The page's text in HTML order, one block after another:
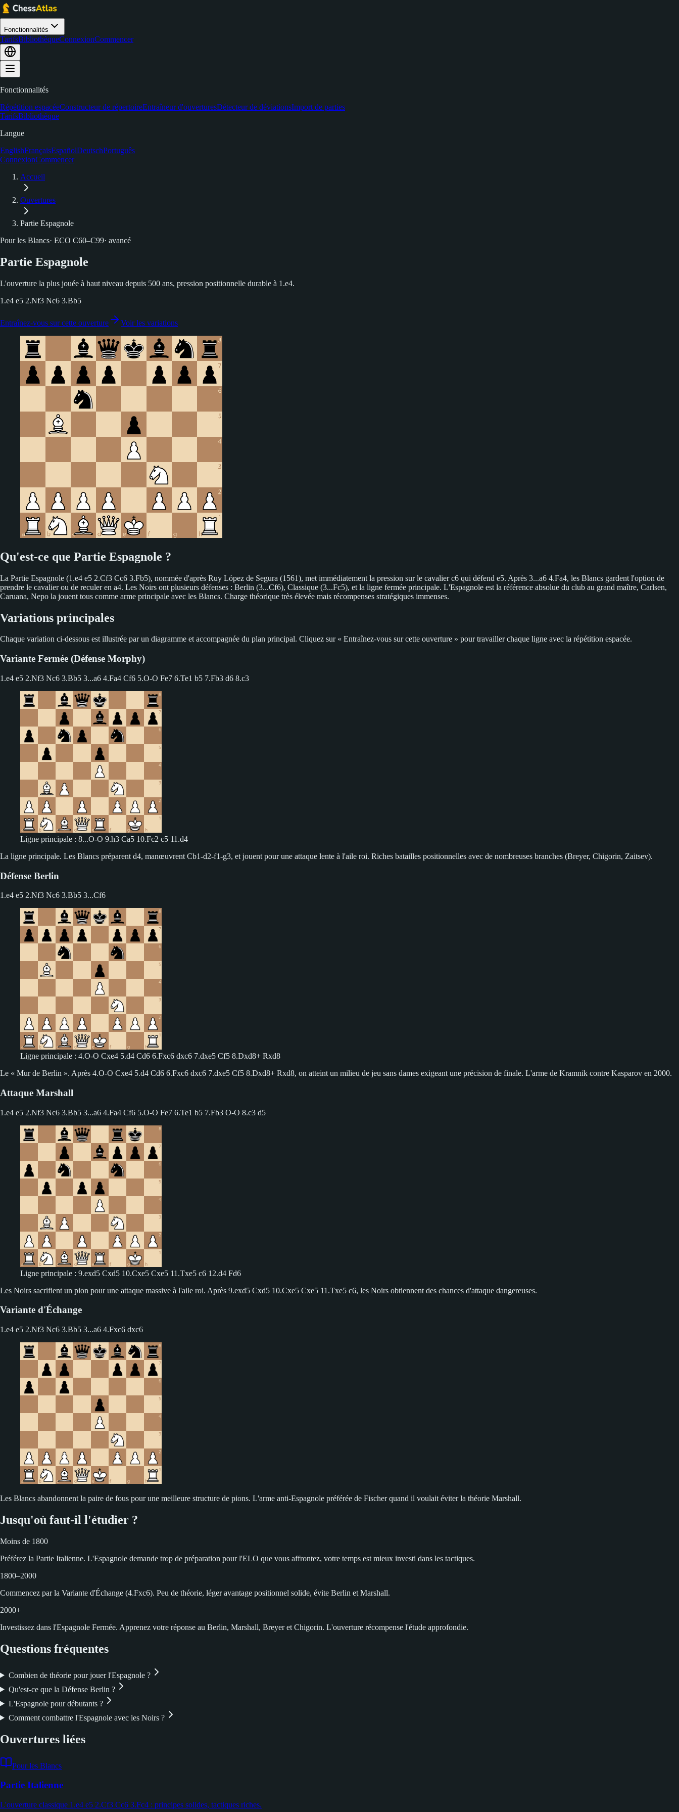
Fonctionnalités
TarifsBibliothèqueConnexionCommencer
Fonctionnalités
Répétition espacéeConstructeur de répertoireEntraîneur d'ouverturesDétecteur de déviationsImport de parties
TarifsBibliothèque
Langue
EnglishFrançaisEspañolDeutschPortuguês
ConnexionCommencer
Accueil
Ouvertures
Partie Espagnole
Pour les Blancs· ECO C60–C99· avancé
Partie Espagnole
L'ouverture la plus jouée à haut niveau depuis 500 ans, pression positionnelle durable à 1.e4.
1.e4 e5 2.Nf3 Nc6 3.Bb5
Entraînez-vous sur cette ouverture Voir les variations
Qu'est-ce que Partie Espagnole ?
La Partie Espagnole (1.e4 e5 2.Cf3 Cc6 3.Fb5), nommée d'après Ruy López de Segura (1561), met immédiatement la pression sur le cavalier c6 qui défend e5. Après 3...a6 4.Fa4, les Blancs gardent l'option de
prendre le cavalier ou de reculer en a4. Les Noirs ont plusieurs défenses : Berlin (3...Cf6), Classique (3...Fc5), et la ligne fermée principale. L'Espagnole est la référence absolue du club au grand maître, Carlsen,
Caruana, Nepo la jouent tous comme arme principale avec les Blancs. Charge théorique très élevée mais récompenses stratégiques immenses.
Variations principales
Chaque variation ci-dessous est illustrée par un diagramme et accompagnée du plan principal. Cliquez sur « Entraînez-vous sur cette ouverture » pour travailler chaque ligne avec la répétition espacée.
Variante Fermée (Défense Morphy)
1.e4 e5 2.Nf3 Nc6 3.Bb5 3...a6 4.Fa4 Cf6 5.O-O Fe7 6.Te1 b5 7.Fb3 d6 8.c3
Ligne principale : 8...O-O 9.h3 Ca5 10.Fc2 c5 11.d4
La ligne principale. Les Blancs préparent d4, manœuvrent Cb1-d2-f1-g3, et jouent pour une attaque lente à l'aile roi. Riches batailles positionnelles avec de nombreuses branches (Breyer, Chigorin, Zaitsev).
Défense Berlin
1.e4 e5 2.Nf3 Nc6 3.Bb5 3...Cf6
Ligne principale : 4.O-O Cxe4 5.d4 Cd6 6.Fxc6 dxc6 7.dxe5 Cf5 8.Dxd8+ Rxd8
Le « Mur de Berlin ». Après 4.O-O Cxe4 5.d4 Cd6 6.Fxc6 dxc6 7.dxe5 Cf5 8.Dxd8+ Rxd8, on atteint un milieu de jeu sans dames exigeant une précision de finale. L'arme de Kramnik contre Kasparov en 2000.
Attaque Marshall
1.e4 e5 2.Nf3 Nc6 3.Bb5 3...a6 4.Fa4 Cf6 5.O-O Fe7 6.Te1 b5 7.Fb3 O-O 8.c3 d5
Ligne principale : 9.exd5 Cxd5 10.Cxe5 Cxe5 11.Txe5 c6 12.d4 Fd6
Les Noirs sacrifient un pion pour une attaque massive à l'aile roi. Après 9.exd5 Cxd5 10.Cxe5 Cxe5 11.Txe5 c6, les Noirs obtiennent des chances d'attaque dangereuses.
Variante d'Échange
1.e4 e5 2.Nf3 Nc6 3.Bb5 3...a6 4.Fxc6 dxc6
Les Blancs abandonnent la paire de fous pour une meilleure structure de pions. L'arme anti-Espagnole préférée de Fischer quand il voulait éviter la théorie Marshall.
Jusqu'où faut-il l'étudier ?
Moins de 1800
Préférez la Partie Italienne. L'Espagnole demande trop de préparation pour l'ELO que vous affrontez, votre temps est mieux investi dans les tactiques.
1800–2000
Commencez par la Variante d'Échange (4.Fxc6). Peu de théorie, léger avantage positionnel solide, évite Berlin et Marshall.
2000+
Investissez dans l'Espagnole Fermée. Apprenez votre réponse au Berlin, Marshall, Breyer et Chigorin. L'ouverture récompense l'étude approfondie.
Questions fréquentes
Combien de théorie pour jouer l'Espagnole ?
Qu'est-ce que la Défense Berlin ?
L'Espagnole pour débutants ?
Comment combattre l'Espagnole avec les Noirs ?
Ouvertures liées
Pour les Blancs
Partie Italienne
L'ouverture classique 1.e4 e5 2.Cf3 Cc6 3.Fc4 : principes solides, tactiques riches.